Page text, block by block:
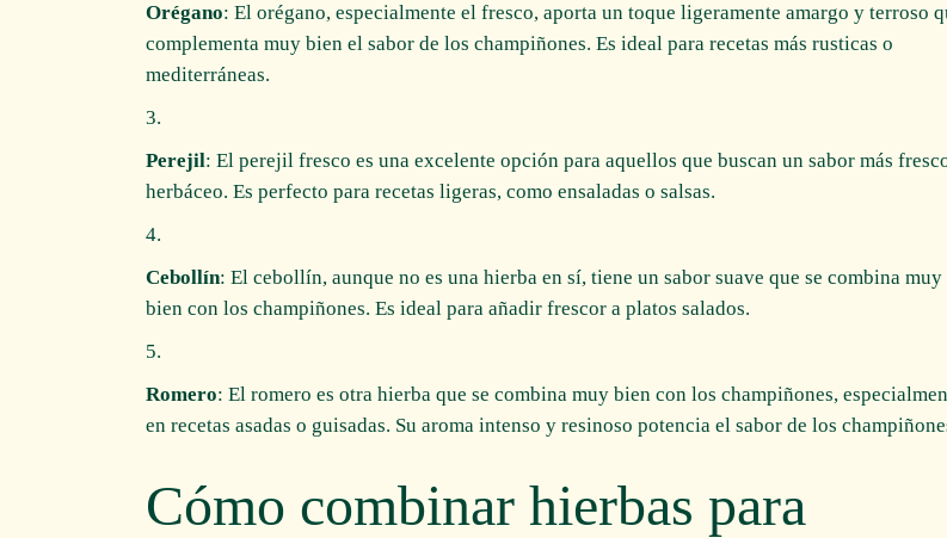
Orégano: El orégano, especialmente el fresco, aporta un toque ligeramente amargo y terroso
complementa muy bien el sabor de los champiñones. Es ideal para recetas más rusticas o
mediterráneas.
Perejil: El perejil fresco es una excelente opción para aquellos que buscan un sabor más
herbáceo. Es perfecto para recetas ligeras, como ensaladas o salsas.
Cebollín: El cebollín, aunque no es una hierba en sí, tiene un sabor suave que se combina muy
bien con los champiñones. Es ideal para añadir frescor a platos salados.
Romero: El romero es otra hierba que se combina muy bien con los champiñones,
en recetas asadas o guisadas. Su aroma intenso y resinoso potencia el sabor de los
Cómo combinar hierbas para